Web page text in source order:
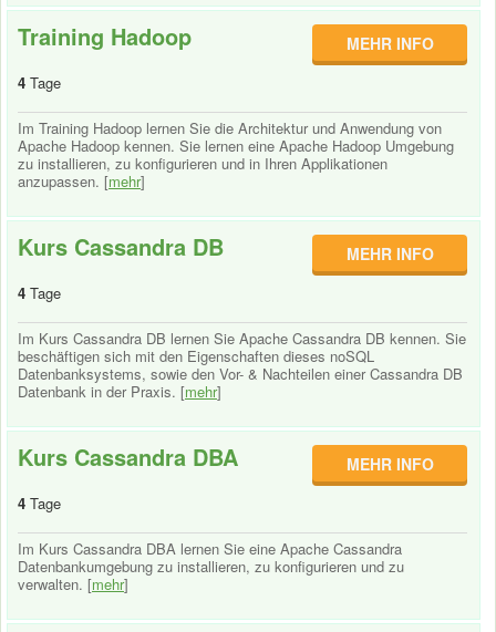
Training Hadoop
4 Tage
MEHR INFO
Im Training Hadoop lernen Sie die Architektur und Anwendung von
Apache Hadoop kennen. Sie lernen eine Apache Hadoop Umgebung
zu installieren, zu konfigurieren und in Ihren Applikationen
anzupassen. [mehr]
Kurs Cassandra DB
4 Tage
MEHR INFO
Im Kurs Cassandra DB lernen Sie Apache Cassandra DB kennen. Sie
beschäftigen sich mit den Eigenschaften dieses noSQL
Datenbanksystems, sowie den Vor- & Nachteilen einer Cassandra DB
Datenbank in der Praxis. [mehr]
Kurs Cassandra DBA
4 Tage
MEHR INFO
Im Kurs Cassandra DBA lernen Sie eine Apache Cassandra
Datenbankumgebung zu installieren, zu konfigurieren und zu
verwalten. [mehr]